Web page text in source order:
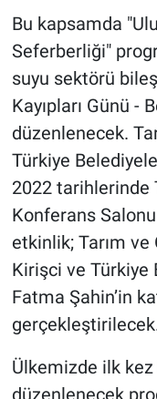
Bu kapsamda
Seferberliği"
suyu sektörü
Kayıpları Günü -
düzenlenecek.
Türkiye
2022 tarihlerinde
Konferans
etkinlik; Tarım ve
Kirişci ve Türkiye
Fatma Şahin’in
Ülkemizde ilk